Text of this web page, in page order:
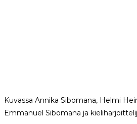
Kuvassa Annika Sibomana, Helmi
Emmanuel Sibomana ja